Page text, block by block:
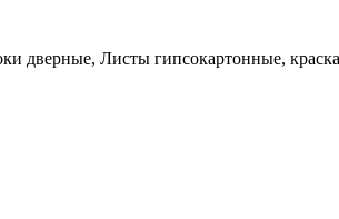
дверные, Листы гипсокартонные,